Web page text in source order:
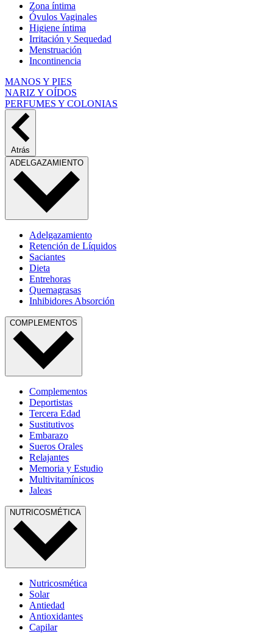
Zona íntima
Óvulos Vaginales
Higiene íntima
Irritación y Sequedad
Menstruación
Incontinencia
MANOS Y PIES
NARIZ Y OÍDOS
PERFUMES Y COLONIAS
Atrás
ADELGAZAMIENTO
Adelgazamiento
Retención de Líquidos
Saciantes
Dieta
Entrehoras
Quemagrasas
Inhibidores Absorción
COMPLEMENTOS
Complementos
Deportistas
Tercera Edad
Sustitutivos
Embarazo
Sueros Orales
Relajantes
Memoria y Estudio
Multivitamínicos
Jaleas
NUTRICOSMÉTICA
Nutricosmética
Solar
Antiedad
Antioxidantes
Capilar